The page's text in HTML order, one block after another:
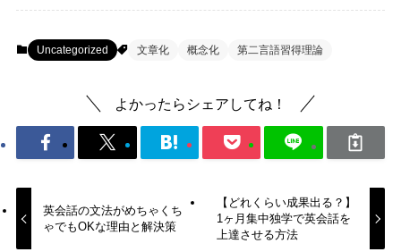
Uncategorized 文章化 概念化 第二言語習得理論
よかったらシェアしてね！
英会話の文法がめちゃくち
ゃでもOKな理由と解決策
【どれくらい成果出る？】
1ヶ月集中独学で英会話を
上達させる方法